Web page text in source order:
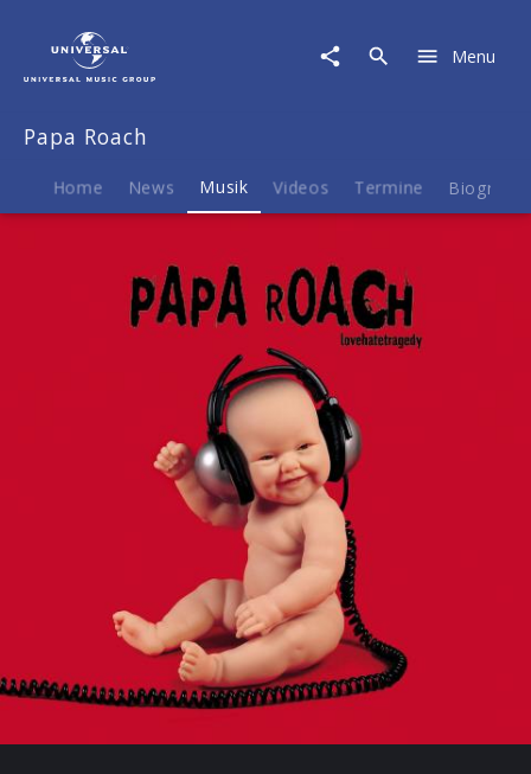
Musik
Lovehatetragedy
Limited
Edition
Menu
Papa Roach
Home News Musik Videos Termine Biografie